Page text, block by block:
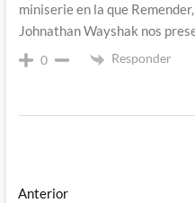
miniserie en la que
Johnathan Wayshak nos
0 Responder
AnteriorEntrada